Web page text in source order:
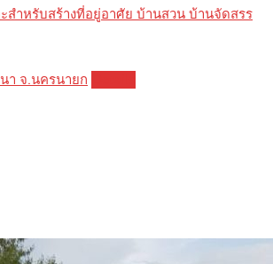
สำหรับสร้างที่อยู่อาศัย บ้านสวน บ้านจัดสรร
า จ.นครนายก